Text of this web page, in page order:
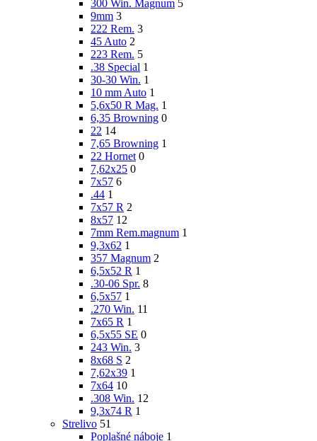
300 Win. Magnum 5
9mm 3
222 Rem. 3
45 Auto 2
223 Rem. 5
.38 Special 1
30-30 Win. 1
10 mm Auto 1
5,6x50 R Mag. 1
6,35 Browning 0
22 14
7,65 Browning 1
22 Hornet 0
7,62x25 0
7x57 6
.44 1
7x57 R 2
8x57 12
7mm Rem.magnum 1
9,3x62 1
357 Magnum 2
6,5x52 R 1
.30-06 Spr. 8
6,5x57 1
.270 Win. 11
7x65 R 1
6,5x55 SE 0
243 Win. 3
8x68 S 2
7,62x39 1
7x64 10
.308 Win. 12
9,3x74 R 1
Strelivo 51
Poplašné náboje 1